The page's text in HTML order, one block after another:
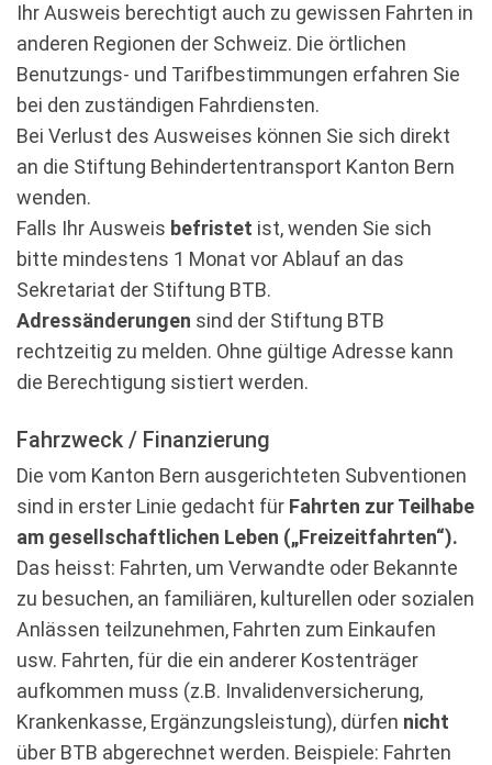
Ihr Ausweis berechtigt auch zu gewissen Fahrten in
anderen Regionen der Schweiz. Die örtlichen
Benutzungs- und Tarifbestimmungen erfahren Sie
bei den zuständigen Fahrdiensten.
Bei Verlust des Ausweises können Sie sich direkt
an die Stiftung Behindertentransport Kanton Bern
wenden.
Falls Ihr Ausweis befristet ist, wenden Sie sich
bitte mindestens 1 Monat vor Ablauf an das
Sekretariat der Stiftung BTB.
Adressänderungen sind der Stiftung BTB
rechtzeitig zu melden. Ohne gültige Adresse kann
die Berechtigung sistiert werden.
Fahrzweck / Finanzierung
Die vom Kanton Bern ausgerichteten Subventionen
sind in erster Linie gedacht für Fahrten zur Teilhabe
am gesellschaftlichen Leben („Freizeitfahrten“).
Das heisst: Fahrten, um Verwandte oder Bekannte
zu besuchen, an familiären, kulturellen oder sozialen
Anlässen teilzunehmen, Fahrten zum Einkaufen
usw. Fahrten, für die ein anderer Kostenträger
aufkommen muss (z.B. Invalidenversicherung,
Krankenkasse, Ergänzungsleistung), dürfen nicht
über BTB abgerechnet werden. Beispiele: Fahrten